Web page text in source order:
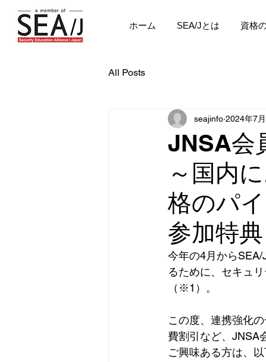
ホーム SEA/Jとは 資格
All Posts
～国内
格のパ
参加特
seajinfo 2024年7
今年の4月から
るために、セキュ
（※1）。
この度、連携強化
費割引など、JNSA
ご興味ある方は、